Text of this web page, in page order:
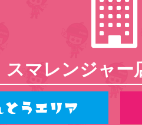
スマレンジャー